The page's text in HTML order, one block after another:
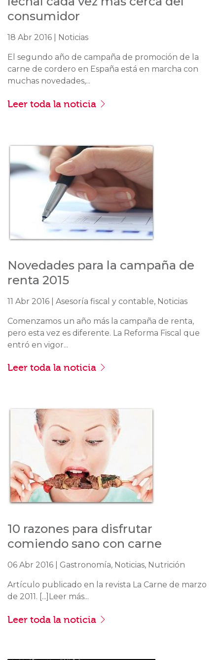
consumidor
18 Abr 2016 | Noticias
El segundo año de campaña de promoción de la
carne de cordero en España está en marcha con
muchas novedades,...
Leer toda la noticia
Novedades para la campaña de
renta 2015
11 Abr 2016 | Asesoría fiscal y contable, Noticias
Comenzamos un año más la campaña de renta,
pero esta vez es diferente. La Reforma Fiscal que
entró en vigor...
Leer toda la noticia
10 razones para disfrutar
comiendo sano con carne
06 Abr 2016 | Gastronomía, Noticias, Nutrición
Artículo publicado en la revista La Carne de marzo
de 2011. [...]Leer más...
Leer toda la noticia